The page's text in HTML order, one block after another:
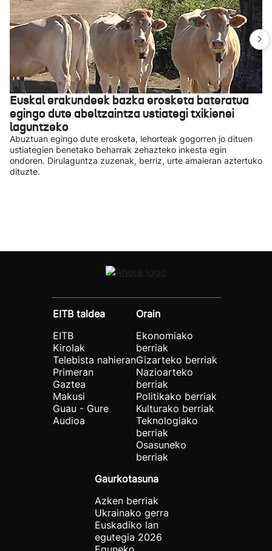
Euskal erakundeek bazka erosketa bateratua
egingo dute abeltzaintza ustiategi txikienei
laguntzeko
Abuztuan egingo dute erosketa, lehorteak gogorren jo dituen
ustiategien benetako beharrak zehazteko inkesta egin
ondoren. Dirulaguntza zuzenak, berriz, urte amaieran aztertuko
dituzte.
EITB taldea
EITB
Kirolak
Telebista nahieran
Primeran
Gaztea
Makusi
Guau - Gure
Audioa
Orain
Ekonomiako
berriak
Gizarteko berriak
Nazioarteko
berriak
Politikako berriak
Kulturako berriak
Teknologiako
berriak
Osasuneko
berriak
Gaurkotasuna
Azken berriak
Ukrainako gerra
Euskadiko lan
egutegia 2026